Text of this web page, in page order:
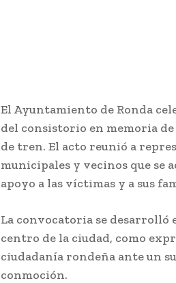
El Ayuntamiento de Ronda
del consistorio en memoria
de tren. El acto reunió a
municipales y vecinos que se
apoyo a las víctimas y a sus
La convocatoria se desarrolló
centro de la ciudad, como
ciudadanía rondeña ante un
conmoción.